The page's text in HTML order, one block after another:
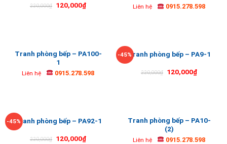
220,000₫ 120,000₫ Liên hệ 0915.278.598
Tranh phòng bếp – PA100-
1
Liên hệ 0915.278.598
-45%Tranh phòng bếp – PA9-1
220,000₫ 120,000₫
-45%Tranh phòng bếp – PA92-1
220,000₫ 120,000₫
Tranh phòng bếp – PA10-
(2)
Liên hệ 0915.278.598